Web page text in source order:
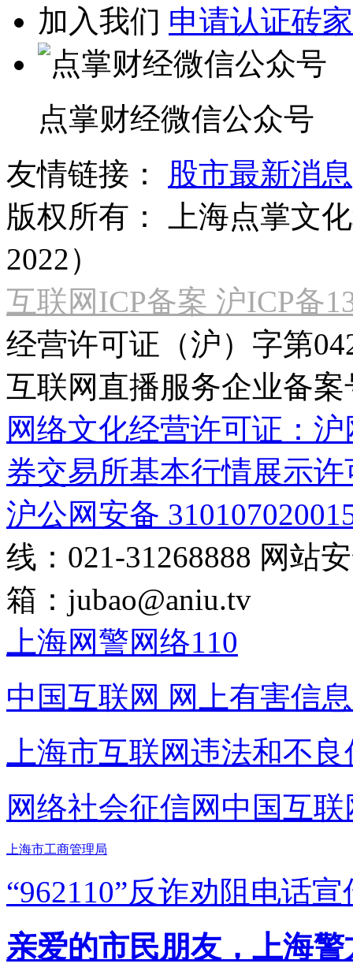
加入我们 申请认证砖家
点掌财经微信公众号
友情链接：
股市最新消息
版权所有：
上海点掌文
2022）
互联网ICP备案 沪ICP备
经营许可证（沪）字第
互联网直播服务企业备案
网络文化经营许可证：
券交易所基本行情展示许
沪公网安备
线：021-31268888 网站
箱： jubao@aniu.tv
上海网警网络110
中国互联网 网上有害信
上海市互联网违法和不
网络社会征信网 中国互
上海市工商管理局
“962110”反诈劝阻电话宣
亲爱的市民朋友，上海